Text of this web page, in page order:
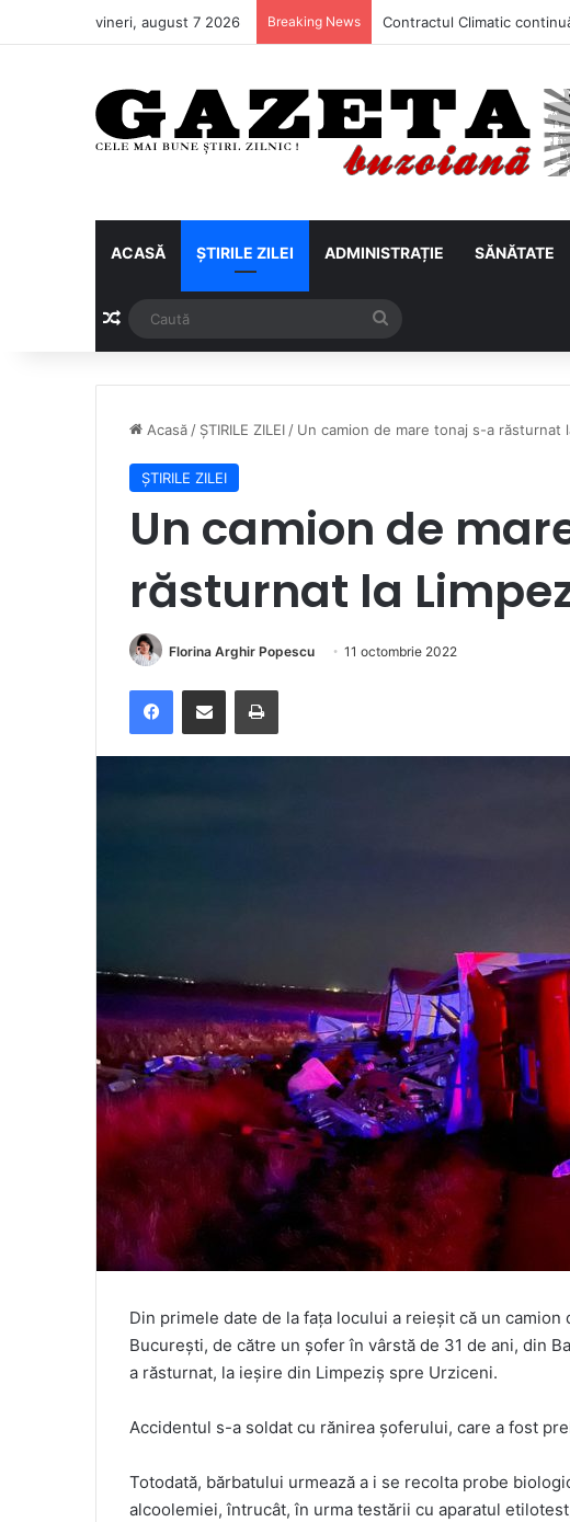
vineri, august 7 2026 Breaking News
ACASĂ ȘTIRILE ZILEI ADMINISTRAȚIE SĂNĂTATE
Articol aleatoriu
Acasă / ȘTIRILE ZILEI / Un camion de mare tonaj s-a răsturnat
ȘTIRILE ZILEI
Un camion de
răsturnat la
Florina Arghir Popescu 11 octombrie 2022
FacebookDistribuie prin e-mail Imprimare
Din primele date de la fața locului a reieșit că un
București, de către un șofer în vârstă de 31 de ani, din
a răsturnat, la ieșire din Limpeziș spre Urziceni.
Accidentul s-a soldat cu rănirea șoferului, care a fost
Totodată, bărbatului urmează a i se recolta probe
alcoolemiei, întrucât, în urma testării cu aparatul